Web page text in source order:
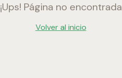
¡Ups! Página no encontrada
Volver al inicio